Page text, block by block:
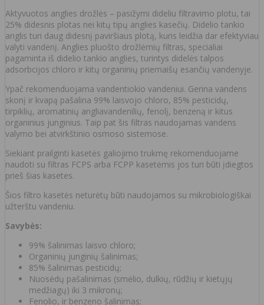
Aktyvuotos anglies drožlės – pasižymi dideliu filtravimo plotu, tai
25% didesnis plotas nei kitų tipų anglies kasečių. Didelio tankio
anglis turi daug didesnį paviršiaus plotą, kuris leidžia dar efektyviau
valyti vandenį. Anglies pluošto drožlėmių filtras, specialiai
pagaminta iš didelio tankio anglies, turintys didelės talpos
adsorbcijos chloro ir kitų organinių priemaišų esančių vandenyje.
Ypač rekomenduojama vandentiokio vandeniui. Gerina vandens
skonį ir kvapą pašalina 99% laisvojo chloro, 85% pesticidų,
tirpiklių, aromatinių angliavandenilių, fenolį, benzeną ir kitus
organinius junginius. Taip pat šis filtras naudojamas vandens
valymo bei atvirkštinio osmoso sistemose.
Siekiant prailginti kasetės galiojimo trukmę rekomenduojame
naudoti su filtras FCPS arba FCPP kasetėmis jos turi būti įdiegtos
prieš šias kasetes.
Šios filtro kasetės neturėtų būti naudojamos su mikrobiologiškai
užterštu vandeniu.
Savybės:
99% šalinimas laisvo chloro;
Organinių junginių šalinimas;
85% šalinimas pesticidų;
Nuosėdų pašalinimas (smėlio, dulkių, rūdžių ir kietųjų
medžiagų) iki 3 mikronų;
Fenolio, ir benzeno šalinimas;